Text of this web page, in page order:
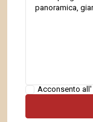
Acconsento all'